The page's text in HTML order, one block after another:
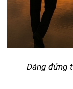
Dáng đứng